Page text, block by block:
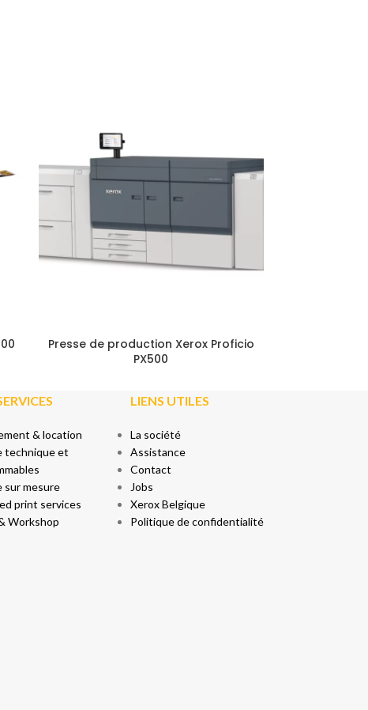
Presse de production Xerox Proficio
PX500
& location
technique et
sur mesure
print services
Workshop
LIENS UTILES
La société
Assistance
Contact
Jobs
Xerox Belgique
Politique de confidentialité